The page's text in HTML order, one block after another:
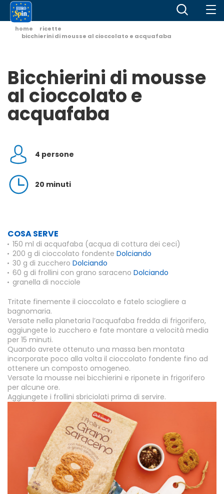
home
ricette
bicchierini di mousse al cioccolato e acquafaba
Bicchierini di mousse
al cioccolato e
acquafaba
4 persone
20 minuti
COSA SERVE
150 ml di acquafaba (acqua di cottura dei ceci)
200 g di cioccolato fondente Dolciando
30 g di zucchero Dolciando
60 g di frollini con grano saraceno Dolciando
granella di nocciole
Tritate finemente il cioccolato e fatelo sciogliere a
bagnomaria.
Versate nella planetaria l’acquafaba fredda di frigorifero,
aggiungete lo zucchero e fate montare a velocità media
per 15 minuti.
Quando avrete ottenuto una massa ben montata
incorporate poco alla volta il cioccolato fondente fino ad
ottenere un composto omogeneo.
Versate la mousse nei bicchierini e riponete in frigorifero
per alcune ore.
Aggiungete i frollini sbriciolati prima di servire.